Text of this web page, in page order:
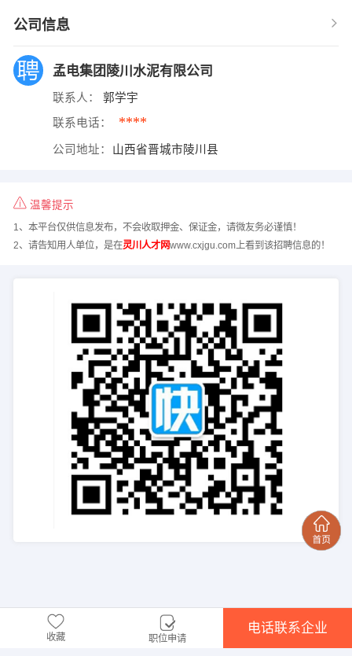
公司信息
孟电集团陵川水泥有限公司
联系人： 郭学宇
联系电话： ****
公司地址： 山西省晋城市陵川县
温馨提示
1、本平台仅供信息发布，不会收取押金、保证金，请微友务必谨慎！
2、请告知用人单位，是在灵川人才网www.cxjgu.com上看到该招聘信息的！
收藏 职位申请
电话联系企业